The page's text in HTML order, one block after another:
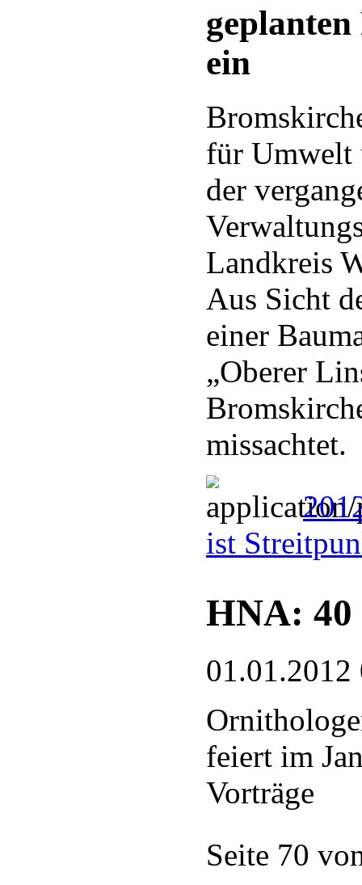
ein
für Umwelt
der
Landkreis
Aus Sicht
einer
„Oberer
missachtet.
ist
HNA: 40
01.01.2012
feiert im
Vorträge
Seite 70